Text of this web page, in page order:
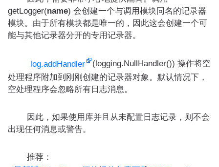
getLogger(name) 会创建一个与调用模块同名的记录器
模块。由于所有模块都是唯一的，因此这会创建一个可
能与其他记录器分开的专用记录器。
log.addHandler
(logging.NullHandler()) 操作将空
处理程序附加到刚刚创建的记录器对象。默认情况下，
空处理程序会忽略所有日志消息。
因此，如果使用库并且从未配置日志记录，则不会
出现任何消息或警告。
推荐：